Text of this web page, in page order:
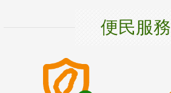
便民服務